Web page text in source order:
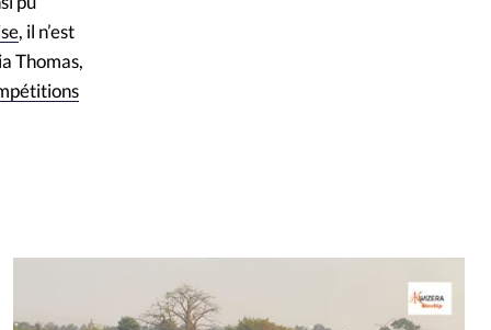
, il n’est
Thomas,